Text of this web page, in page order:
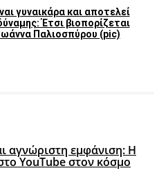
γυναικάρα και αποτελεί
Έτσι βιοπορίζεται
Παλιοσπύρου (pic)
αγνώριστη εμφάνιση: Η
YouTube στον κόσμο